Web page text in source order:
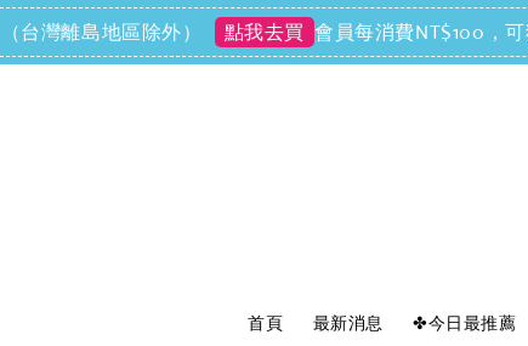
灣離島地區除外） 點我去買 會員每消費NT$100，可
首頁 最新消息 ✤今日最推薦